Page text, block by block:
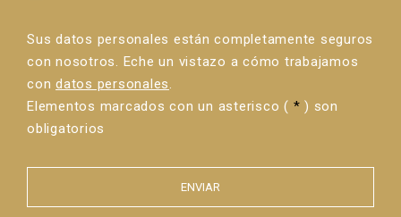
Sus datos personales están completamente seguros
con nosotros. Eche un vistazo a cómo trabajamos
con datos personales.
Elementos marcados con un asterisco ( * ) son
obligatorios
ENVIAR